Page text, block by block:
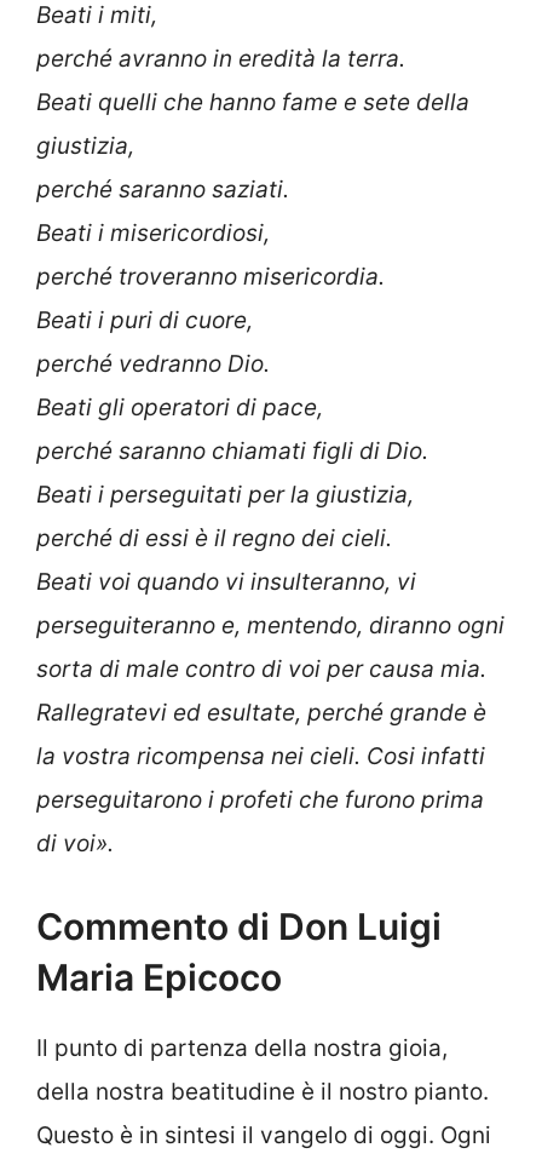
Beati i miti,
perché avranno in eredità la terra.
Beati quelli che hanno fame e sete della
giustizia,
perché saranno saziati.
Beati i misericordiosi,
perché troveranno misericordia.
Beati i puri di cuore,
perché vedranno Dio.
Beati gli operatori di pace,
perché saranno chiamati figli di Dio.
Beati i perseguitati per la giustizia,
perché di essi è il regno dei cieli.
Beati voi quando vi insulteranno, vi
perseguiteranno e, mentendo, diranno ogni
sorta di male contro di voi per causa mia.
Rallegratevi ed esultate, perché grande è
la vostra ricompensa nei cieli. Cosi infatti
perseguitarono i profeti che furono prima
di voi».
Commento di Don Luigi
Maria Epicoco
Il punto di partenza della nostra gioia,
della nostra beatitudine è il nostro pianto.
Questo è in sintesi il vangelo di oggi. Ogni